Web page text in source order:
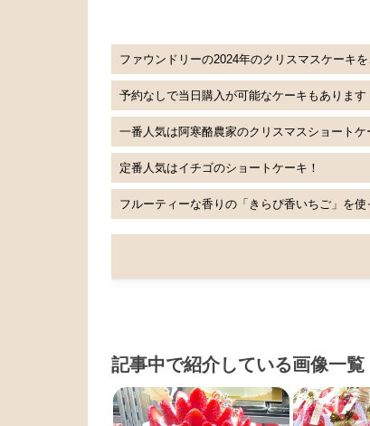
ファウンドリーの2024年のクリスマスケーキ
予約なしで当日購入が可能なケーキもあります
一番人気は阿寒酪農家のクリスマスショートケ
定番人気はイチゴのショートケーキ！
フルーティーな香りの「きらぴ香いちご」を使
記事中で紹介している画像一覧